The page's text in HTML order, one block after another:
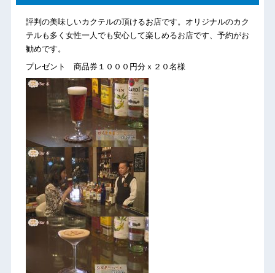
評判の美味しいカクテルの頂けるお店です。オリジナルのカク
テルも多く女性一人でも安心して楽しめるお店です、予約がお
勧めです。
プレゼント 商品券１０００円分ｘ２０名様